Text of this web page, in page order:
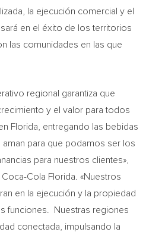
la ejecución comercial y el
en el éxito de los territorios
las comunidades en las que
regional garantiza que
y el valor para todos
Florida, entregando las bebidas
para que podamos ser los
para nuestros clientes»,
Cola Florida. «Nuestros
en la ejecución y la propiedad
funciones. Nuestras regiones
conectada, impulsando la